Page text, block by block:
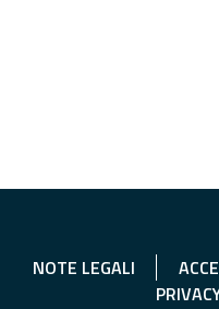
NOTE LEGALI